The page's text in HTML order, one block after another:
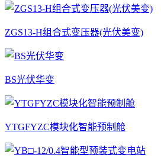
ZGS13-H组合式变压器(光伏美变)
BS光伏华变
YTGFYZC模块化智能预制舱